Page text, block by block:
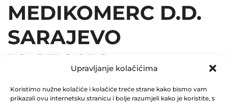
Upravljanje kolačićima
Koristimo nužne kolačiće i kolačiće treće strane kako bismo vam
prikazali ovu internetsku stranicu i bolje razumjeli kako je koristite, s
MEDIKOMERC D.D.
SARAJEVO
18.07.2016
0 Comments